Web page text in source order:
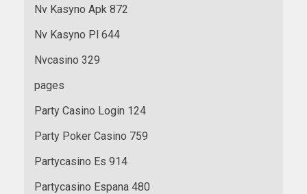
Nv Kasyno Apk 872
Nv Kasyno Pl 644
Nvcasino 329
pages
Party Casino Login 124
Party Poker Casino 759
Partycasino Es 914
Partycasino Espana 480